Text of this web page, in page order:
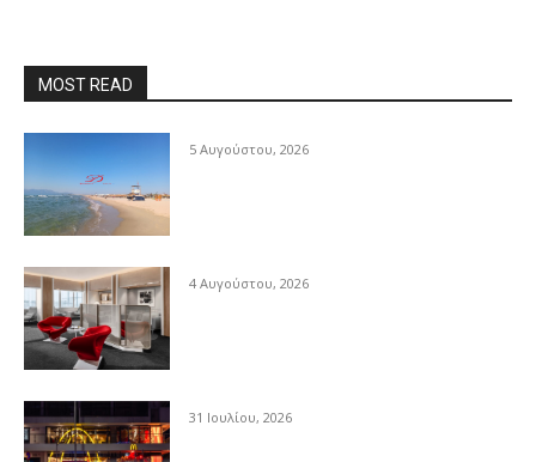
MOST READ
5 Αυγούστου, 2026
4 Αυγούστου, 2026
31 Ιουλίου, 2026